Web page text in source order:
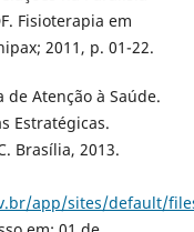
Fisioterapia em
2011, p. 01-22.
Atenção à Saúde.
Estratégicas.
Brasília, 2013.
app/sites/default/